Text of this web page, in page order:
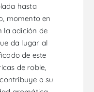
hasta
momento en
la adición de
da lugar al
de este
de roble,
a su